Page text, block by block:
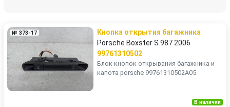
№ 373-17
Кнопка открытия багажника
Porsche Boxster S 987 2006
99761310502
Блок кнопок открывания багажника и
капота porsche 99761310502A05
В наличии